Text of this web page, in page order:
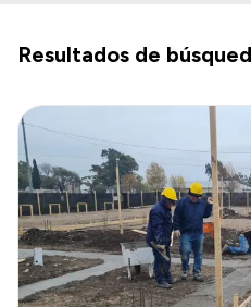
Misión
Autoridades
Delegaciones
Normativa
Transparencia
Resultados de